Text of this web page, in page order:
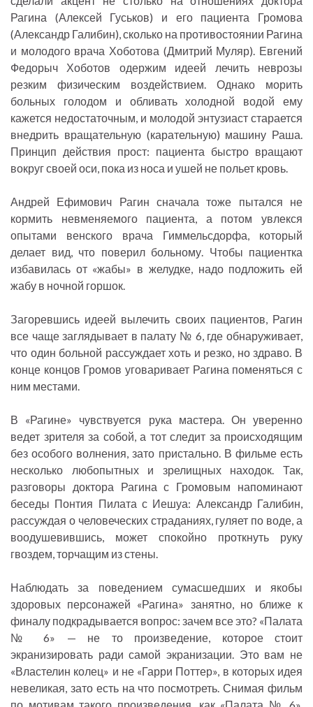
Рагина (Алексей Гуськов) и его пациента Громова
(Александр Галибин), сколько на противостоянии Рагина
и молодого врача Хоботова (Дмитрий Муляр). Евгений
Федорыч Хоботов одержим идеей лечить неврозы
резким физическим воздействием. Однако морить
больных голодом и обливать холодной водой ему
кажется недостаточным, и молодой энтузиаст старается
внедрить вращательную (карательную) машину Раша.
Принцип действия прост: пациента быстро вращают
вокруг своей оси, пока из носа и ушей не польет кровь.
Андрей Ефимович Рагин сначала тоже пытался не
кормить невменяемого пациента, а потом увлекся
опытами венского врача Гиммельсдорфа, который
делает вид, что поверил больному. Чтобы пациентка
избавилась от «жабы» в желудке, надо подложить ей
жабу в ночной горшок.
Загоревшись идеей вылечить своих пациентов, Рагин
все чаще заглядывает в палату № 6, где обнаруживает,
что один больной рассуждает хоть и резко, но здраво. В
конце концов Громов уговаривает Рагина поменяться с
ним местами.
В «Рагине» чувствуется рука мастера. Он уверенно
ведет зрителя за собой, а тот следит за происходящим
без особого волнения, зато пристально. В фильме есть
несколько любопытных и зрелищных находок. Так,
разговоры доктора Рагина с Громовым напоминают
беседы Понтия Пилата с Иешуа: Александр Галибин,
рассуждая о человеческих страданиях, гуляет по воде, а
воодушевившись, может спокойно проткнуть руку
гвоздем, торчащим из стены.
Наблюдать за поведением сумасшедших и якобы
здоровых персонажей «Рагина» занятно, но ближе к
финалу подкрадывается вопрос: зачем все это? «Палата
№ 6» — не то произведение, которое стоит
экранизировать ради самой экранизации. Это вам не
«Властелин колец» и не «Гарри Поттер», в которых идея
невеликая, зато есть на что посмотреть. Снимая фильм